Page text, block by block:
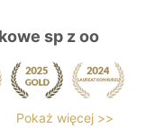
sp z oo
Pokaż więcej >>